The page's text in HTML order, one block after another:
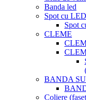
Banda led
Spot cu
Spot
CLEME
BANDA
Coliere